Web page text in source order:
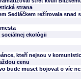
strana
Sedláčkem režírovala snad
sociálnej ekológii
kteří nejsou v
cenu
bude muset bojovat o víc